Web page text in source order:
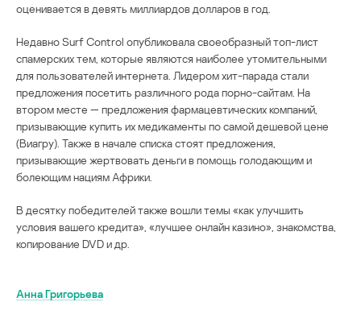
оценивается в девять миллиардов долларов в год.
Недавно Surf Control опубликовала своеобразный топ-лист
спамерских тем, которые являются наиболее утомительными
для пользователей интернета. Лидером хит-парада стали
предложения посетить различного рода порно-сайтам. На
втором месте — предложения фармацевтических компаний,
призывающие купить их медикаменты по самой дешевой цене
(Виагру). Также в начале списка стоят предложения,
призывающие жертвовать деньги в помощь голодающим и
болеющим нациям Африки.
В десятку победителей также вошли темы «как улучшить
условия вашего кредита», «лучшее онлайн казино», знакомства,
копирование DVD и др.
Анна Григорьева